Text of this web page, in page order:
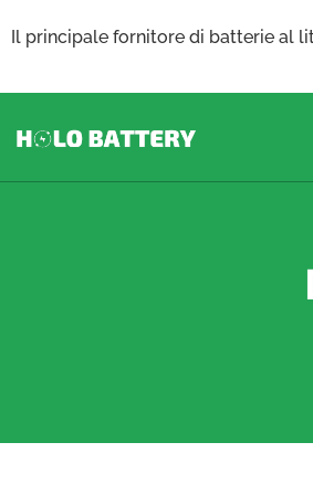
Il principale fornitore di batterie al